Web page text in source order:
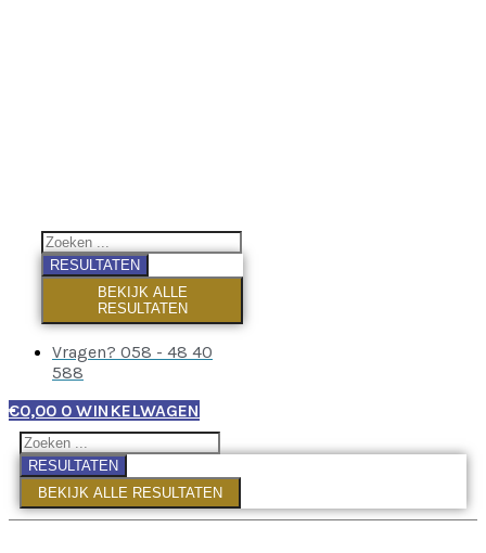
RESULTATEN
BEKIJK ALLE
RESULTATEN
Vragen? 058 - 48 40
588
€0,00 0 WINKELWAGEN
RESULTATEN
BEKIJK ALLE RESULTATEN